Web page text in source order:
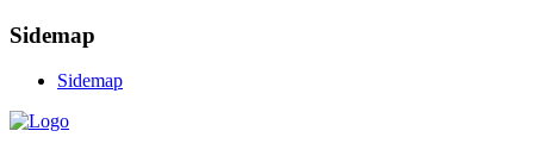
Sidemap
Sidemap